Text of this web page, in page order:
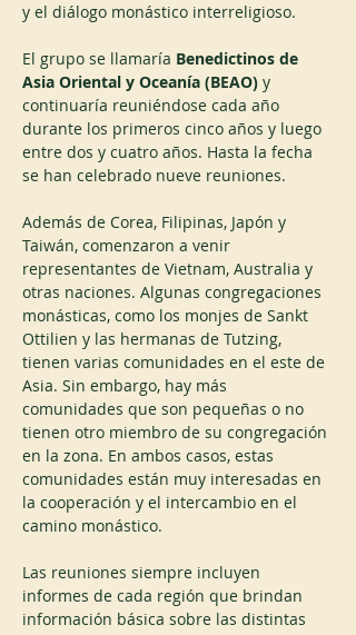
y el diálogo monástico interreligioso.
El grupo se llamaría Benedictinos de
Asia Oriental y Oceanía (BEAO) y
continuaría reuniéndose cada año
durante los primeros cinco años y luego
entre dos y cuatro años. Hasta la fecha
se han celebrado nueve reuniones.
Además de Corea, Filipinas, Japón y
Taiwán, comenzaron a venir
representantes de Vietnam, Australia y
otras naciones. Algunas congregaciones
monásticas, como los monjes de Sankt
Ottilien y las hermanas de Tutzing,
tienen varias comunidades en el este de
Asia. Sin embargo, hay más
comunidades que son pequeñas o no
tienen otro miembro de su congregación
en la zona. En ambos casos, estas
comunidades están muy interesadas en
la cooperación y el intercambio en el
camino monástico.
Las reuniones siempre incluyen
informes de cada región que brindan
información básica sobre las distintas